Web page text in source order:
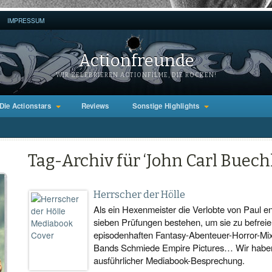
IMPRESSUM
Actionfreunde
WIR ZELEBRIEREN ACTIONFILME, DIE ROCKEN!
Actionstars Reviews Sonstige Highlights
Tag-Archiv für ‘John Carl
Herrscher der Hölle
Als ein Hexenmeister die Verlobte von Paul
sieben Prüfungen bestehen, um sie zu
episodenhaften Fantasy-Abenteuer-Horror-
Bands Schmiede Empire Pictures… Wir
ausführlicher Mediabook-Besprechung.